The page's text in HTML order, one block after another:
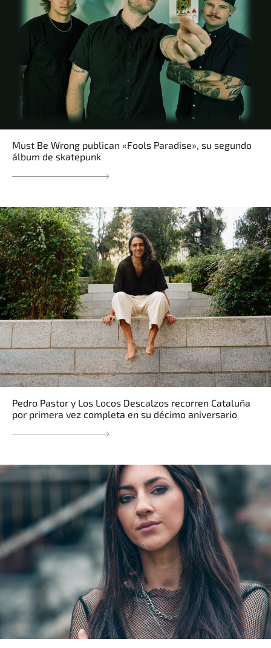
Must Be Wrong publican «Fools Paradise», su segundo
álbum de skatepunk
Pedro Pastor y Los Locos Descalzos recorren Cataluña
por primera vez completa en su décimo aniversario